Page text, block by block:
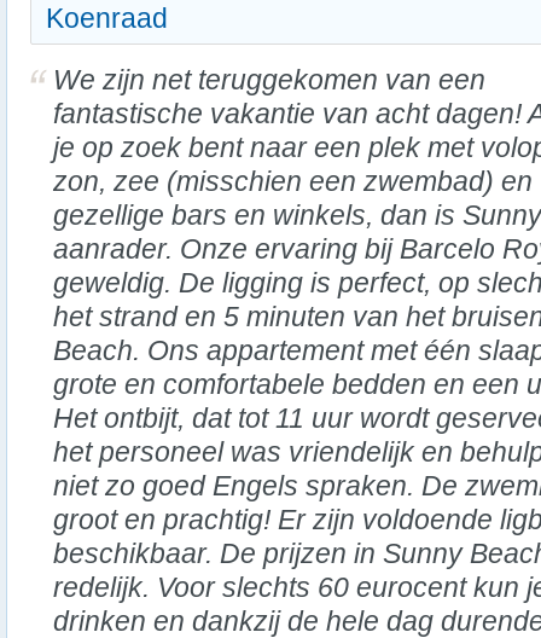
Koenraad
We zijn net teruggekomen van een
fantastische vakantie van acht dagen!
je op zoek bent naar een plek met
zon, zee (misschien een zwembad) en
gezellige bars en winkels, dan is
aanrader. Onze ervaring bij Barcelo
geweldig. De ligging is perfect, op
het strand en 5 minuten van het
Beach. Ons appartement met één
grote en comfortabele bedden en een
Het ontbijt, dat tot 11 uur wordt
het personeel was vriendelijk en
niet zo goed Engels spraken. De
groot en prachtig! Er zijn voldoende
beschikbaar. De prijzen in Sunny
redelijk. Voor slechts 60 eurocent kun
drinken en dankzij de hele dag